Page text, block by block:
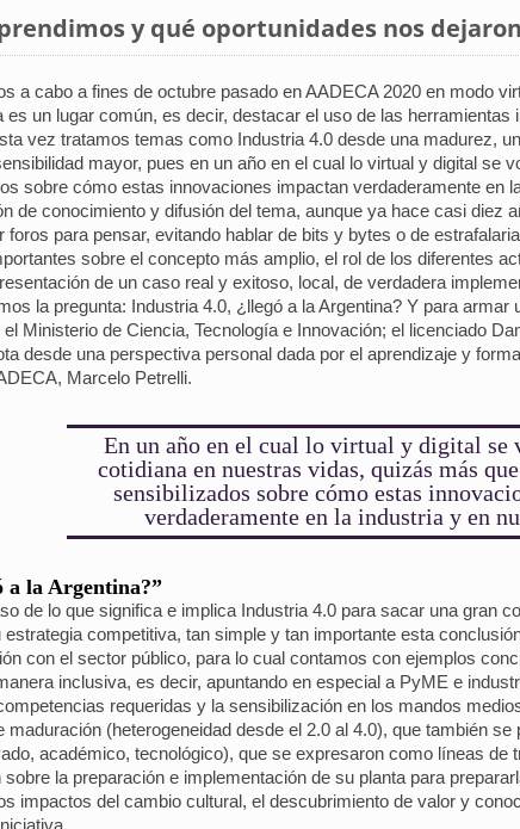
y qué oportunidades nos
a cabo a fines de octubre pasado en AADECA 2020 en modo
es un lugar común, es decir, destacar el uso de las
vez tratamos temas como Industria 4.0 desde una madurez,
mayor, pues en un año en el cual lo virtual y digital se
sobre cómo estas innovaciones impactan verdaderamente en
de conocimiento y difusión del tema, aunque ya hace casi diez
para pensar, evitando hablar de bits y bytes o de
sobre el concepto más amplio, el rol de los diferentes
de un caso real y exitoso, local, de verdadera
la pregunta: Industria 4.0, ¿llegó a la Argentina? Y para
Ministerio de Ciencia, Tecnología e Innovación; el licenciado
desde una perspectiva personal dada por el aprendizaje y
Marcelo Petrelli.
En un año en el cual lo virtual y digital se
cotidiana en nuestras vidas, quizás más
sensibilizados sobre cómo estas
verdaderamente en la industria y en
a la Argentina?”
de lo que significa e implica Industria 4.0 para sacar una gran
competitiva, tan simple y tan importante esta
con el sector público, para lo cual contamos con ejemplos
inclusiva, es decir, apuntando en especial a PyME e
requeridas y la sensibilización en los mandos
(heterogeneidad desde el 2.0 al 4.0), que también
académico, tecnológico), que se expresaron como líneas de
la preparación e implementación de su planta para
impactos del cambio cultural, el descubrimiento de valor y